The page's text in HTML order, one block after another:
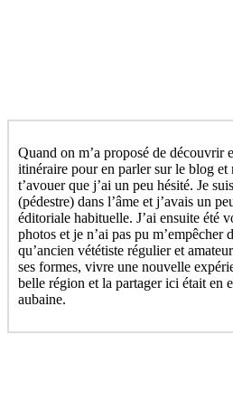
Quand on m’a proposé de découvrir
itinéraire pour en parler sur le blog et
t’avouer que j’ai un peu hésité. Je
(pédestre) dans l’âme et j’avais un
éditoriale habituelle. J’ai ensuite été
photos et je n’ai pas pu m’empêcher
qu’ancien vététiste régulier et
ses formes, vivre une nouvelle
belle région et la partager ici était en
aubaine.